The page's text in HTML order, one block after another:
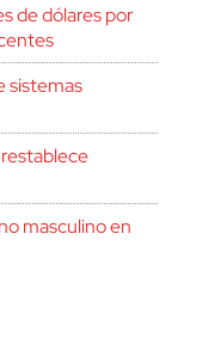
de dólares por
sistemas
masculino en